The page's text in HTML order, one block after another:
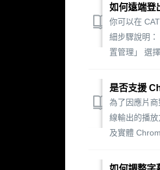
如何遠端登
你可以在
細步驟說明
置管理」 選擇
是否支援
為了因應片
線輸出的播
及實體